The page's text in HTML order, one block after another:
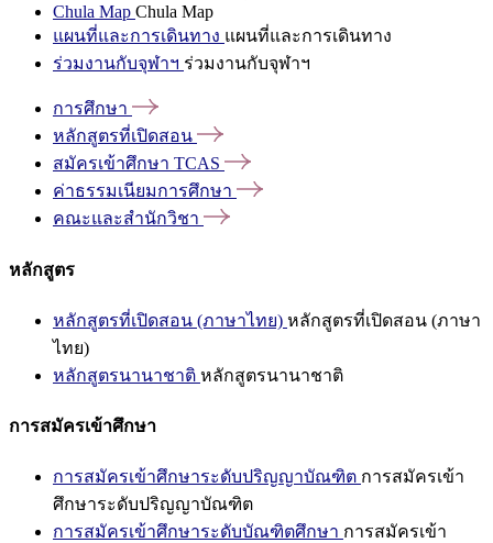
Chula Map Chula Map
แผนที่และการเดินทาง แผนที่และการเดินทาง
ร่วมงานกับจุฬาฯ ร่วมงานกับจุฬาฯ
การศึกษา
หลักสูตรที่เปิดสอน
สมัครเข้าศึกษา TCAS
ค่าธรรมเนียมการศึกษา
คณะและสำนักวิชา
หลักสูตร
หลักสูตรที่เปิดสอน (ภาษาไทย) หลักสูตรที่เปิดสอน (ภาษา
ไทย)
หลักสูตรนานาชาติ หลักสูตรนานาชาติ
การสมัครเข้าศึกษา
การสมัครเข้าศึกษาระดับปริญญาบัณฑิต การสมัครเข้า
ศึกษาระดับปริญญาบัณฑิต
การสมัครเข้าศึกษาระดับบัณฑิตศึกษา การสมัครเข้า